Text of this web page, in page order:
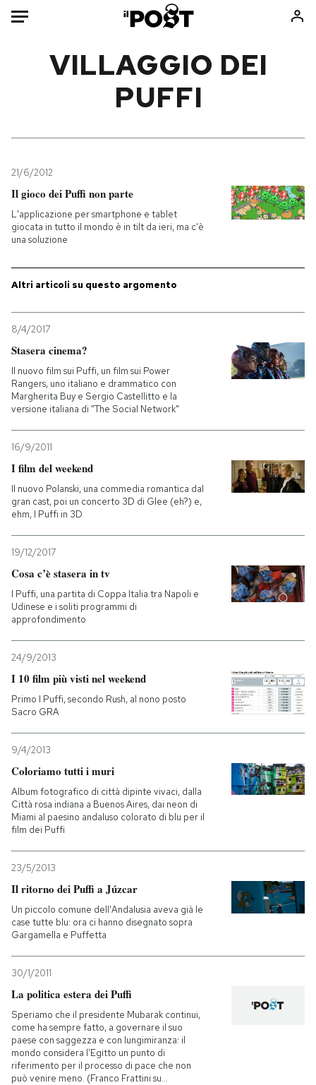
Mondo
Tecnologia
Internet
Scienza
Cultura
Sport
Libri
Ok Boomer!
PODCAST
NEWSLETTER
SHOP
AREA PERSONALE
Entra
VILLAGGIO DEI
PUFFI
21/6/2012
Il gioco dei Puffi non parte
L'applicazione per smartphone e tablet
giocata in tutto il mondo è in tilt da ieri, ma c'è
una soluzione
Altri articoli su questo argomento
8/4/2017
Stasera cinema?
Il nuovo film sui Puffi, un film sui Power
Rangers, uno italiano e drammatico con
Margherita Buy e Sergio Castellitto e la
versione italiana di "The Social Network"
16/9/2011
I film del weekend
Il nuovo Polanski, una commedia romantica dal
gran cast, poi un concerto 3D di Glee (eh?) e,
ehm, I Puffi in 3D
19/12/2017
Cosa c’è stasera in tv
I Puffi, una partita di Coppa Italia tra Napoli e
Udinese e i soliti programmi di
approfondimento
24/9/2013
I 10 film più visti nel weekend
Primo I Puffi, secondo Rush, al nono posto
Sacro GRA
9/4/2013
Coloriamo tutti i muri
Album fotografico di città dipinte vivaci, dalla
Città rosa indiana a Buenos Aires, dai neon di
Miami al paesino andaluso colorato di blu per il
film dei Puffi
23/5/2013
Il ritorno dei Puffi a Júzcar
Un piccolo comune dell'Andalusia aveva già le
case tutte blu: ora ci hanno disegnato sopra
Gargamella e Puffetta
30/1/2011
La politica estera dei Puffi
Speriamo che il presidente Mubarak continui,
come ha sempre fatto, a governare il suo
paese con saggezza e con lungimiranza: il
mondo considera l’Egitto un punto di
riferimento per il processo di pace che non
può venire meno. (Franco Frattini su...